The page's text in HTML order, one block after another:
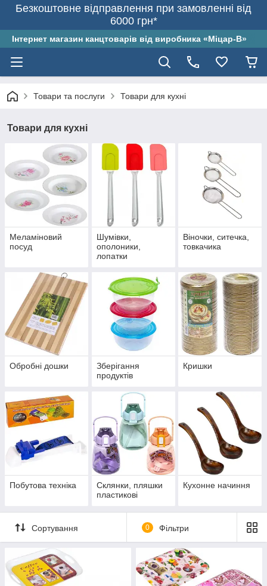
Безкоштовне відправлення при замовленні від
6000 грн*
Інтернет магазин канцтоварів від виробника «Міцар-В»
Товари та послуги Товари для кухні
Товари для кухні
Меламіновий
посуд
Шумівки,
ополоники,
лопатки
Віночки, ситечка,
товкачика
Обробні дошки
Зберігання
продуктів
Кришки
Побутова техніка
Склянки, пляшки
пластикові
Кухонне начиння
Сортування 0 Фільтри